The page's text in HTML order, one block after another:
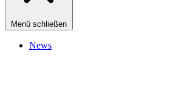
Menü schließen
News